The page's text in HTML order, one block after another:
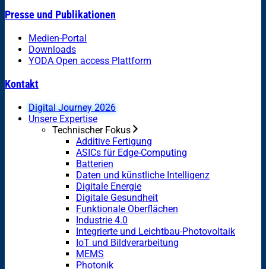
Presse und Publikationen
Medien-Portal
Downloads
YODA Open access Plattform
Kontakt
Digital Journey 2026
Unsere Expertise
Technischer Fokus
Additive Fertigung
ASICs für Edge-Computing
Batterien
Daten und künstliche Intelligenz
Digitale Energie
Digitale Gesundheit
Funktionale Oberflächen
Industrie 4.0
Integrierte und Leichtbau-Photovoltaik
IoT und Bildverarbeitung
MEMS
Photonik